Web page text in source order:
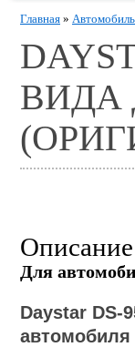
Главная »
ВИДА
Для
Daystar DS-
автомобиля